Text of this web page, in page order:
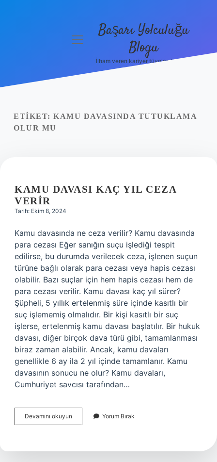
Yasal Uyarı
menüyüBaşarı Yolculuğu
Blogu
İlham veren kariyer tüyoları burada!
ETIKET: KAMU DAVASINDA TUTUKLAMA
OLUR MU
KAMU DAVASI KAÇ YIL CEZA
VERIR
Tarih: Ekim 8, 2024
Kamu davasında ne ceza verilir? Kamu davasında
para cezası Eğer sanığın suçu işlediği tespit
edilirse, bu durumda verilecek ceza, işlenen suçun
türüne bağlı olarak para cezası veya hapis cezası
olabilir. Bazı suçlar için hem hapis cezası hem de
para cezası verilir. Kamu davası kaç yıl sürer?
Şüpheli, 5 yıllık ertelenmiş süre içinde kasıtlı bir
suç işlememiş olmalıdır. Bir kişi kasıtlı bir suç
işlerse, ertelenmiş kamu davası başlatılır. Bir hukuk
davası, diğer birçok dava türü gibi, tamamlanması
biraz zaman alabilir. Ancak, kamu davaları
genellikle 6 ay ila 2 yıl içinde tamamlanır. Kamu
davasının sonucu ne olur? Kamu davaları,
Cumhuriyet savcısı tarafından…
Devamını okuyun
Davası
Ceza
Yorum Bırak